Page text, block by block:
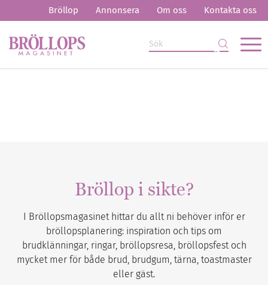
Bröllop Annonsera Om oss Kontakta oss
Bröllop i sikte?
I Bröllopsmagasinet hittar du allt ni behöver inför er
bröllopsplanering: inspiration och tips om
brudklänningar, ringar, bröllopsresa, bröllopsfest och
mycket mer för både brud, brudgum, tärna, toastmaster
eller gäst.